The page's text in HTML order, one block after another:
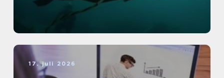
17. juli 2026